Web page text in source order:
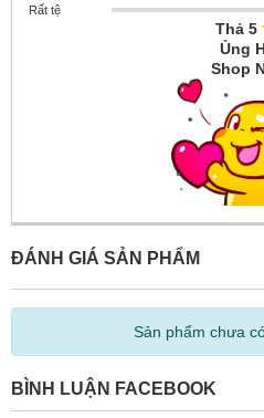
Rất tệ
Thả 5
Ủng
Shop
ĐÁNH GIÁ SẢN PHẨM
Sản phẩm chưa
BÌNH LUẬN FACEBOOK